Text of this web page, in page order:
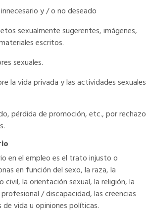
y / o no deseado
sexualmente sugerentes, imágenes,
escritos.
sexuales.
la vida privada y las actividades sexuales
pérdida de promoción, etc., por rechazo
en el empleo es el trato injusto o
en función del sexo, la raza, la
civil, la orientación sexual, la religión, la
/ discapacidad, las creencias
vida u opiniones políticas.